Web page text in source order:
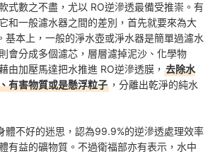
式數之不盡，尤以 RO逆滲透最備受推崇。有
和一般濾水器之間的差別，首先就要來為大
基本上，一般的淨水壺或淨水器是簡單過濾水
會分成多個濾芯，層層濾掉泥沙、化學物
由加壓馬達把水推進 RO逆滲透膜， 去除水
有害物質或是懸浮粒子 ，分離出乾淨的純水
體不好的迷思，認為99.9%的逆滲透處理效率
有益的礦物質。不過衛福部亦有表示，水中